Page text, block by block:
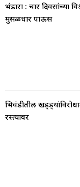
भंडारा : चार दिवसांच्या
मुसळधार पाऊस
भिवंडीतील
रस्त्यावर